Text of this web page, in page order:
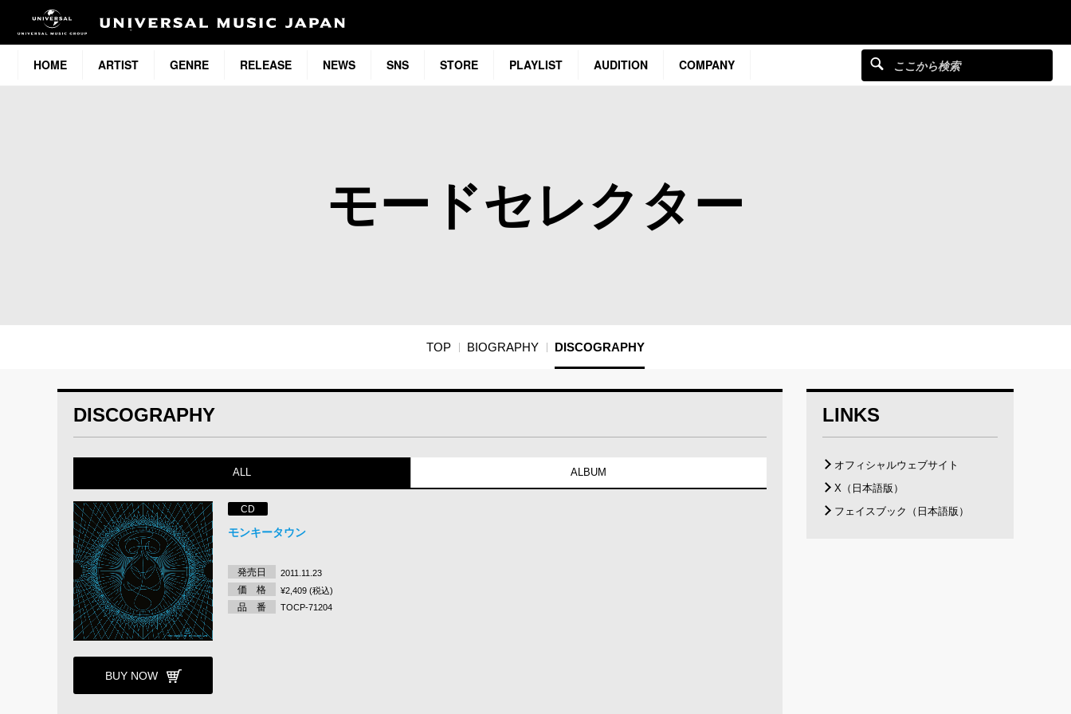
HOME ARTIST GENRE RELEASE NEWS SNS STORE PLAYLIST AUDITION COMPANY
モードセレクター
TOP BIOGRAPHY DISCOGRAPHY
DISCOGRAPHY
ALL ALBUM
BUY NOW
CD
モンキータウン
発売日 2011.11.23
価 格 ¥2,409 (税込)
品 番 TOCP-71204
LINKS
オフィシャルウェブサイト
X（日本語版）
フェイスブック（日本語版）